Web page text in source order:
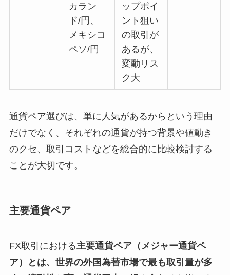
カラン
ド/円、
メキシコ
ペソ/円
ップポイ
ント狙い
の取引が
あるが、
変動リス
ク大
通貨ペア選びは、単に人気があるからという理由
だけでなく、それぞれの通貨が持つ背景や値動き
のクセ、取引コストなどを総合的に比較検討する
ことが大切です。
主要通貨ペア
FX取引における主要通貨ペア（メジャー通貨ペ
ア）とは、世界の外国為替市場で最も取引量が多